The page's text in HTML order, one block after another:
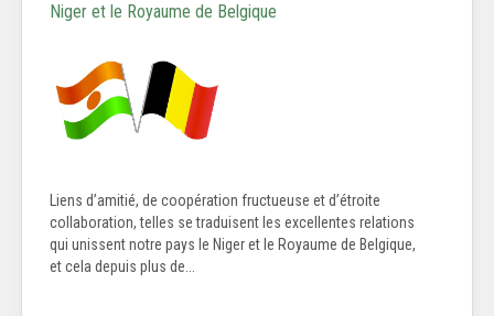
Niger et le Royaume de Belgique
Liens d’amitié, de coopération fructueuse et d’étroite
collaboration, telles se traduisent les excellentes relations
qui unissent notre pays le Niger et le Royaume de Belgique,
et cela depuis plus de...